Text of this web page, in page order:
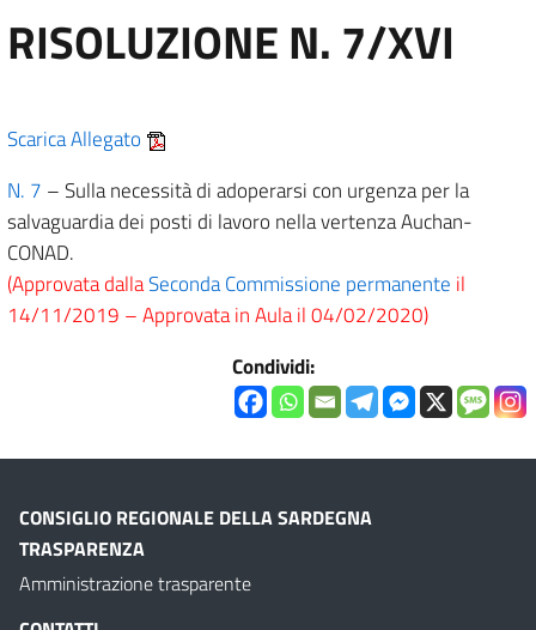
RISOLUZIONE N. 7/XVI
Scarica Allegato
N. 7 – Sulla necessità di adoperarsi con urgenza per la
salvaguardia dei posti di lavoro nella vertenza Auchan-
CONAD.
(Approvata dallaSeconda Commissione permanente il
14/11/2019 – Approvata in Aula il 04/02/2020)
Condividi:
CONSIGLIO REGIONALE DELLA SARDEGNA
TRASPARENZA
Amministrazione trasparente